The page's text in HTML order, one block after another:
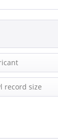
Bendix, Ralf
Browns, The
record size